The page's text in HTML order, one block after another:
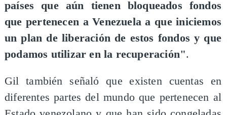
países que aún tienen bloqueados fondos
que pertenecen a Venezuela a que iniciemos
un plan de liberación de estos fondos y que
podamos utilizar en la recuperación".
Gil también señaló que existen cuentas en
diferentes partes del mundo que pertenecen al